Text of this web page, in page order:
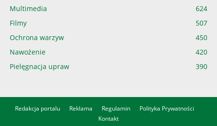
Multimedia
624
Filmy
507
Ochrona warzyw
450
Nawożenie
420
Pielęgnacja upraw
390
Redakcja portalu Reklama Regulamin
Polityka Prywatności
Kontakt